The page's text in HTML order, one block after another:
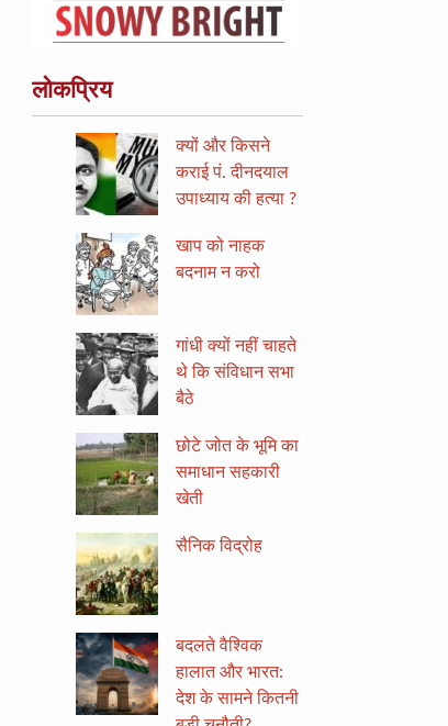
लोकप्रिय
क्यों और किसने
कराई पं. दीनदयाल
उपाध्याय की हत्या ?
खाप को नाहक
बदनाम न करो
गांधी क्यों नहीं चाहते
थे कि संविधान सभा
बैठे
छोटे जोत के भूमि का
समाधान सहकारी
खेती
सैनिक विद्रोह
बदलते वैश्विक
हालात और भारत:
देश के सामने कितनी